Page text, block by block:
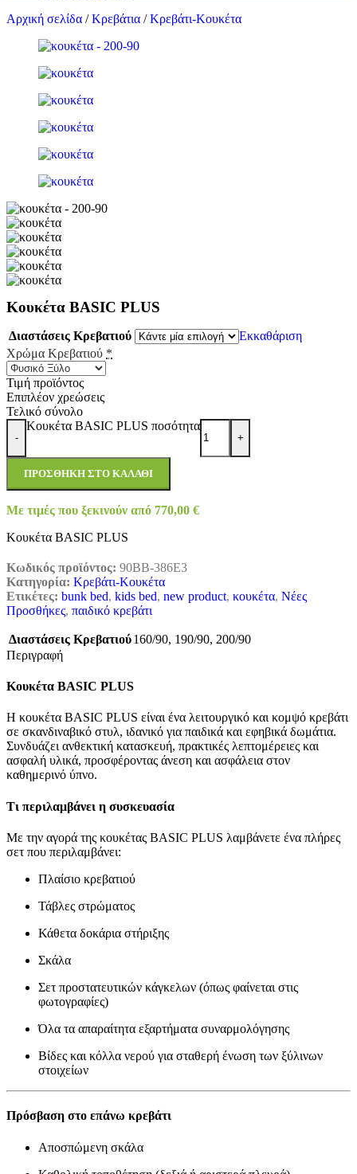
Αρχική σελίδα / Κρεβάτια / Κρεβάτι-Κουκέτα
Κουκέτα BASIC PLUS
Διαστάσεις Κρεβατιού
Εκκαθάριση
Χρώμα Κρεβατιού *
Τιμή προϊόντος
Επιπλέον χρεώσεις
Τελικό σύνολο
-
Κουκέτα BASIC PLUS ποσότητα
+
ΠΡΟΣΘΉΚΗ ΣΤΟ ΚΑΛΆΘΙ
Με τιμές που ξεκινούν από 770,00 €
Κουκέτα BASIC PLUS
Κωδικός προϊόντος: 90BB-386E3
Κατηγορία: Κρεβάτι-Κουκέτα
Ετικέτες: bunk bed, kids bed, new product, κουκέτα, Νέες
Προσθήκες, παιδικό κρεβάτι
Διαστάσεις Κρεβατιού160/90, 190/90, 200/90
Περιγραφή
Κουκέτα BASIC PLUS
Η κουκέτα BASIC PLUS είναι ένα λειτουργικό και κομψό κρεβάτι
σε σκανδιναβικό στυλ, ιδανικό για παιδικά και εφηβικά δωμάτια.
Συνδυάζει ανθεκτική κατασκευή, πρακτικές λεπτομέρειες και
ασφαλή υλικά, προσφέροντας άνεση και ασφάλεια στον
καθημερινό ύπνο.
Τι περιλαμβάνει η συσκευασία
Με την αγορά της κουκέτας BASIC PLUS λαμβάνετε ένα πλήρες
σετ που περιλαμβάνει:
Πλαίσιο κρεβατιού
Τάβλες στρώματος
Κάθετα δοκάρια στήριξης
Σκάλα
Σετ προστατευτικών κάγκελων (όπως φαίνεται στις
φωτογραφίες)
Όλα τα απαραίτητα εξαρτήματα συναρμολόγησης
Βίδες και κόλλα νερού για σταθερή ένωση των ξύλινων
στοιχείων
Πρόσβαση στο επάνω κρεβάτι
Αποσπώμενη σκάλα